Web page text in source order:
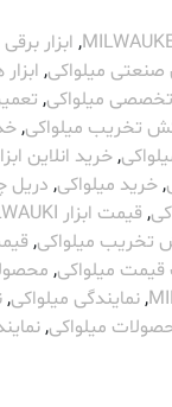
, ابزار برقی
صنعتی میلواکی,
میلواکی,
تخریب میلواکی,
,خرید انلاین
,خرید میلواکی,
, قیمت ابزار MILWAUKI
میلواکی,
میلواکی,
,نمایندگی میلواکی,
میلواکی,